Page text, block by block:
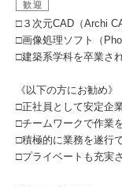
歓迎
□３次元CAD（Archi
□画像処理ソフト（
□建築系学科を卒業さ
《以下の方にお勧め》
□正社員として安定企
□チームワークで作業
□積極的に業務を遂行
□プライベートも充実